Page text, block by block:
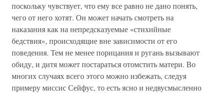
поскольку чувствует, что ему все равно не дано понять,
чего от него хотят. Он может начать смотреть на
наказания как на непредсказуемые «стихийные
бедствия», происходящие вне зависимости от его
поведения. Тем не менее порицания и ругань вызывают
обиду, и дитя может постараться отомстить матери. Во
многих случаях всего этого можно избежать, следуя
примеру миссис Сейфус, то есть ясно и недвусмысленно